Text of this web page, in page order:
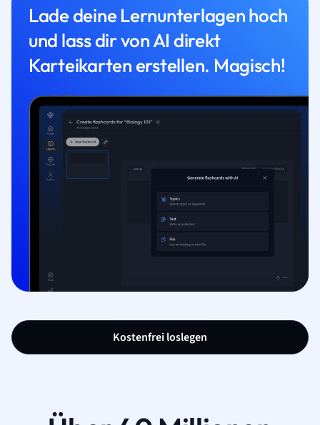
Lade deine Lernunterlagen hoch
und lass dir von AI direkt
Karteikarten erstellen. Magisch!
Kostenfrei loslegen